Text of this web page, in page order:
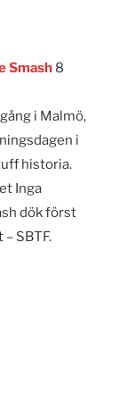
Smash 8
i Malmö,
i
historia.
Inga
dök först
SBTF.